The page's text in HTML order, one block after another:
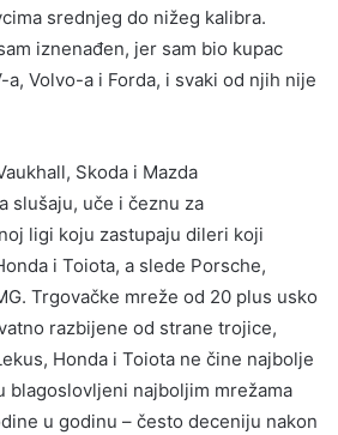
srednjeg do nižeg kalibra.
iznenađen, jer sam bio kupac
a, Volvo-a i Forda, i svaki od njih nije
Skoda i Mazda
slušaju, uče i čeznu za
ligi koju zastupaju dileri koji
i Toiota, a slede Porsche,
Trgovačke mreže od 20 plus usko
razbijene od strane trojice,
Honda i Toiota ne čine najbolje
blagoslovljeni najboljim mrežama
u godinu – često deceniju nakon